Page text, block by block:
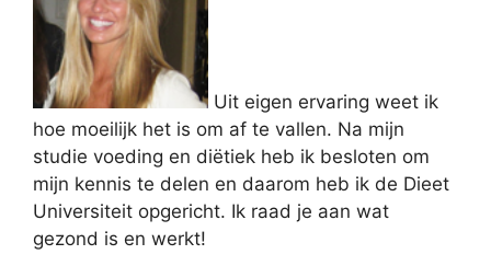
Uit eigen ervaring weet ik
hoe moeilijk het is om af te vallen. Na mijn
studie voeding en diëtiek heb ik besloten om
mijn kennis te delen en daarom heb ik de Dieet
Universiteit opgericht. Ik raad je aan wat
gezond is en werkt!